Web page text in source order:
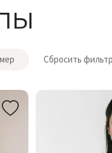
Сбросить фильтр